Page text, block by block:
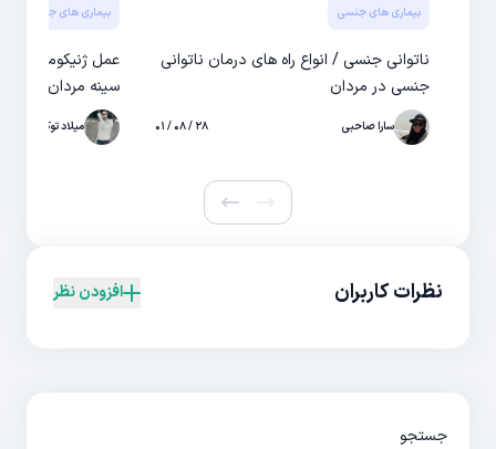
بیماری های جنسی
ناتوانی جنسی / انواع راه های درمان ناتوانی
جنسی در مردان
سارا صاحبی ۲۸ / ۰۸ / ۰۱
بیماری های جنسی
عمل ژنیکوماستی و
سینه مردان
میلاد توکلی
نظرات کاربران افزودن نظر
جستجو